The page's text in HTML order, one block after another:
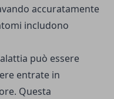
accuratamente
includono
può essere
entrate in
Questa